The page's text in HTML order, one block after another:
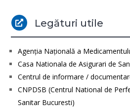
 Legături utile
Agenţia Naţională a
Casa Nationala de Asigurari de
Centrul de informare /
CNPDSB (Centrul National de
Sanitar Bucuresti)